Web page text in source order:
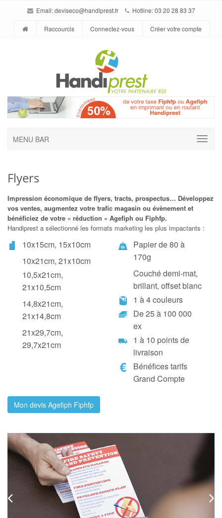
Email:deviseco@handiprest.fr Hotline: 03 20 28 83 37
Raccourcis Connectez-vous Créer votre compte
MENU BAR
Flyers
Impression économique de flyers, tracts, prospectus… Développez
vos ventes, augmentez votre trafic magasin ou évènement et
bénéficiez de votre « réduction » Agefiph ou Fiphfp.
Handiprest a sélectionné les formats marketing les plus impactants :
10x15cm, 15x10cm
10x21cm, 21x10cm
10,5x21cm,
21x10,5cm
14,8x21cm,
21x14,8cm
21x29,7cm,
29,7x21cm
Papier de 80 à
170g
Couché demi-mat,
brillant, offset blanc
1 à 4 couleurs
De 25 à 100 000
ex
1 à 10 points de
livraison
Bénéfices tarifs
Grand Compte
Mon devis Agefiph Fiphfp